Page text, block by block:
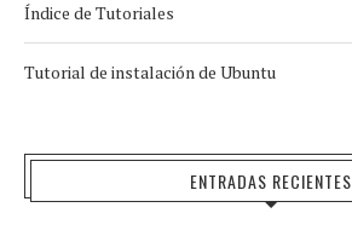
Índice de Tutoriales
Tutorial de instalación de Ubuntu
ENTRADAS RECIENTES